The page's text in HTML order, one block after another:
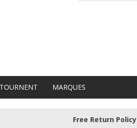
MARQUES
Free Return Policy